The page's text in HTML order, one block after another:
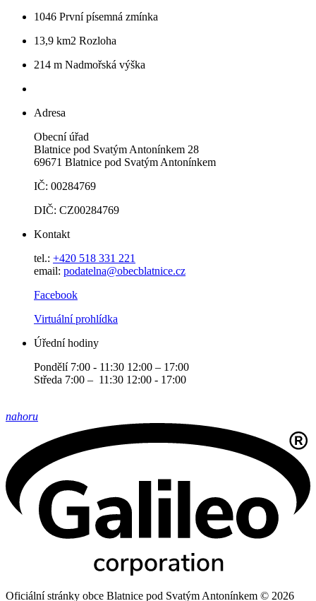
1046 První písemná zmínka
13,9 km2 Rozloha
214 m Nadmořská výška
Adresa
Obecní úřad
Blatnice pod Svatým Antonínkem 28
69671 Blatnice pod Svatým Antonínkem
IČ: 00284769
DIČ: CZ00284769
Kontakt
tel.: +420 518 331 221
email: podatelna@obecblatnice.cz
Facebook
Virtuální prohlídka
Úřední hodiny
Pondělí 7:00 - 11:30 12:00 – 17:00
Středa 7:00 – 11:30 12:00 - 17:00
nahoru
Oficiální stránky obce Blatnice pod Svatým Antonínkem © 2026